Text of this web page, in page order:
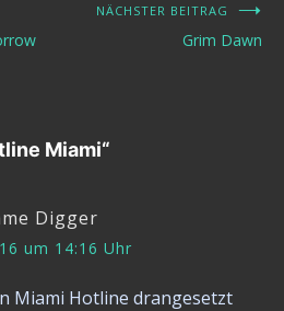
NÄCHSTER BEITRAG
Grim Dawn
Miami“
Digger
um 14:16 Uhr
Miami Hotline drangesetzt